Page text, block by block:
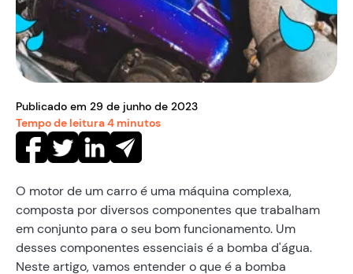
Publicado em 29 de junho de 2023
Tempo de leitura4 minutos
O motor de um carro é uma máquina complexa,
composta por diversos componentes que trabalham
em conjunto para o seu bom funcionamento. Um
desses componentes essenciais é a bomba d'água.
Neste artigo, vamos entender o que é a bomba